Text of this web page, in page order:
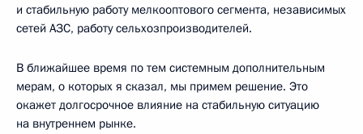
и стабильную работу мелкооптового сегмента, независимых
сетей АЗС, работу сельхозпроизводителей.
В ближайшее время по тем системным дополнительным
мерам, о которых я сказал, мы примем решение. Это
окажет долгосрочное влияние на стабильную ситуацию
на внутреннем рынке.